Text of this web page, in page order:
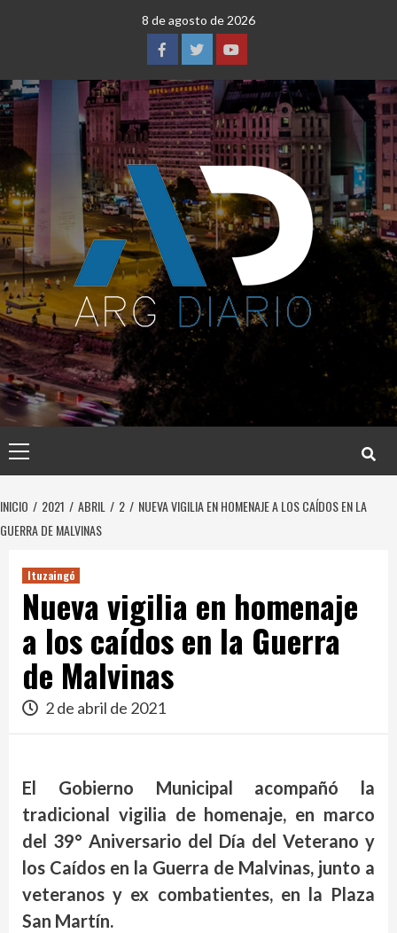
8 de agosto de 2026
Facebook
TwitterYouTube
principal
INICIO 2021 ABRIL 2
NUEVA VIGILIA EN HOMENAJE A LOS CAÍDOS EN LA
GUERRA DE MALVINAS
Ituzaingó
Nueva vigilia en homenaje
a los caídos en la Guerra
de Malvinas
2 de abril de 2021
El Gobierno Municipal acompañó la
tradicional vigilia de homenaje, en marco
del 39° Aniversario del Día del Veterano y
los Caídos en la Guerra de Malvinas, junto a
veteranos y ex combatientes, en la Plaza
San Martín.